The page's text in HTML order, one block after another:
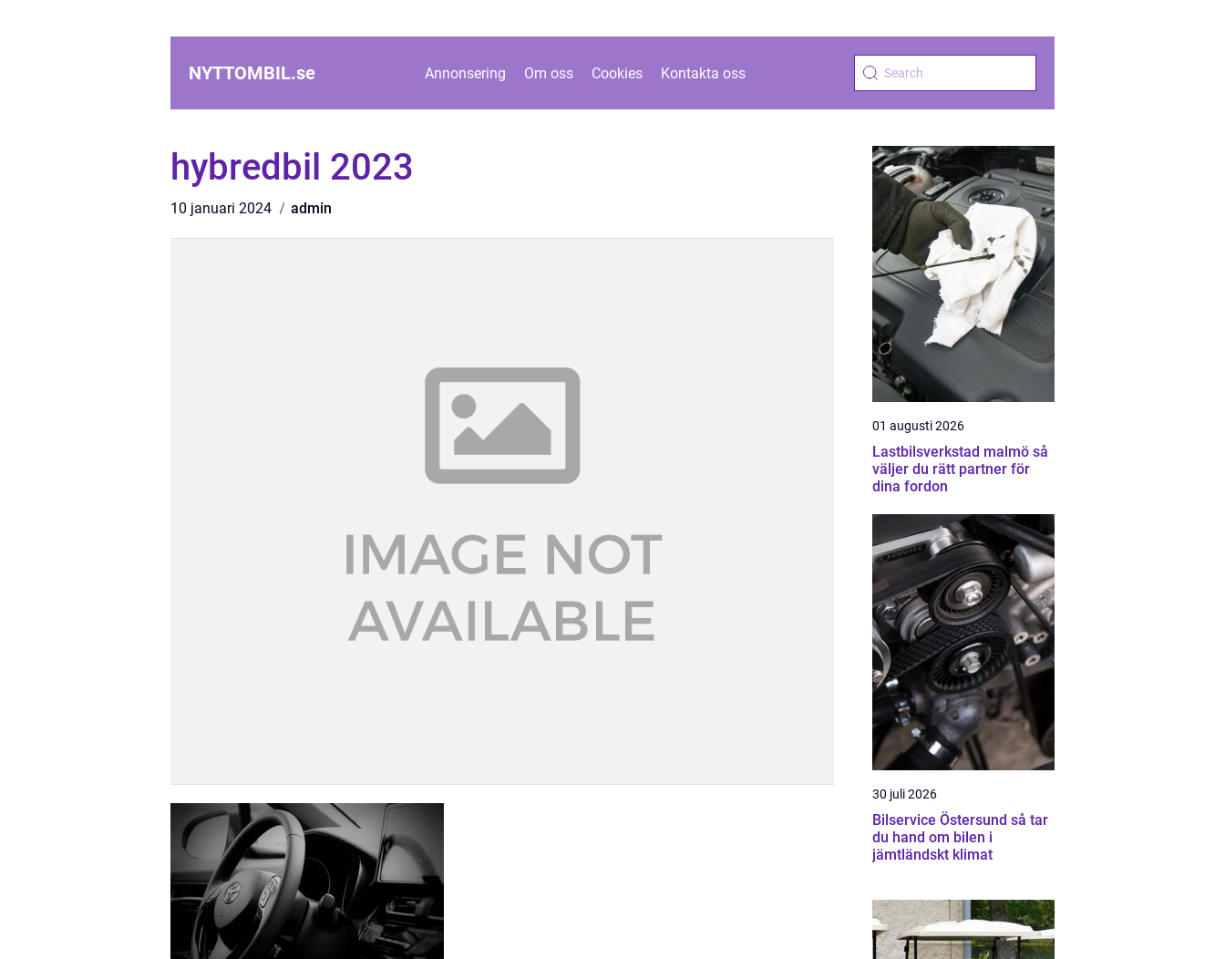
NYTTOMBIL.se Annonsering Om oss Cookies Kontakta oss
hybredbil 2023
10 januari 2024 admin
01 augusti 2026
Lastbilsverkstad malmö så
väljer du rätt partner för
dina fordon
30 juli 2026
Bilservice Östersund så tar
du hand om bilen i
jämtländskt klimat